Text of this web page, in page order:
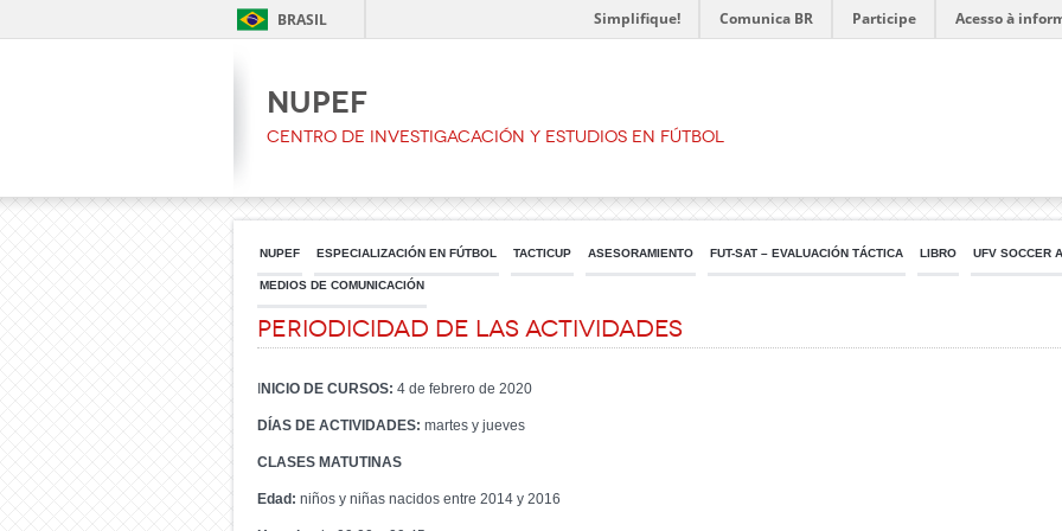
BRASIL Simplifique! Comunica BR Participe Acesso à
NUPEF
CENTRO DE INVESTIGACACIÓN Y ESTUDIOS EN FÚTBOL
NUPEF ESPECIALIZACIÓN EN FÚTBOL TACTICUP ASESORAMIENTO FUT-SAT – EVALUACIÓN TÁCTICA LIBRO UFV SOCCER
MEDIOS DE COMUNICACIÓN
Periodicidad de las Actividades
NICIO DE CURSOS: 4 de febrero de 2020
DÍAS DE ACTIVIDADES: martes y jueves
CLASES MATUTINAS
Edad: niños y niñas nacidos entre 2014 y 2016